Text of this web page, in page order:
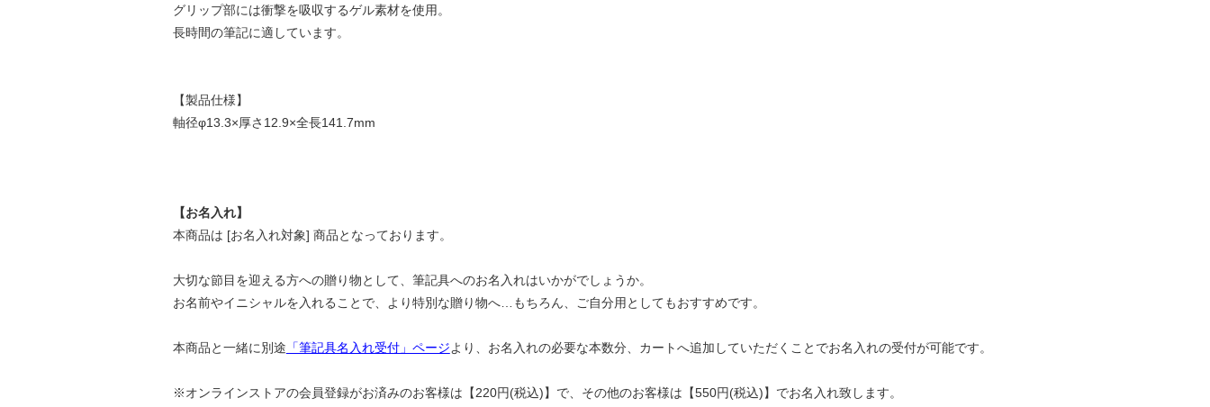
グリップ部には衝撃を吸収するゲル素材を使用。
長時間の筆記に適しています。
【製品仕様】
軸径φ13.3×厚さ12.9×全長141.7mm
【お名入れ】
本商品は [お名入れ対象] 商品となっております。
大切な節目を迎える方への贈り物として、筆記具へのお名入れはいかがでしょうか。
お名前やイニシャルを入れることで、より特別な贈り物へ…もちろん、ご自分用としてもおすすめです。
本商品と一緒に別途 「筆記具名入れ受付」ページより、お名入れの必要な本数分、カートへ追加していただくことでお名入れの受付が可能です。
※オンラインストアの会員登録がお済みのお客様は【220円(税込)】で、その他のお客様は【550円(税込)】でお名入れ致します。